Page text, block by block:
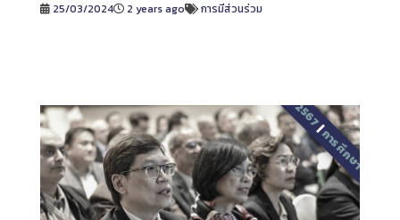
25/03/2024 2 years ago การมีส่วนร่วม
2567
|
การศึกษา